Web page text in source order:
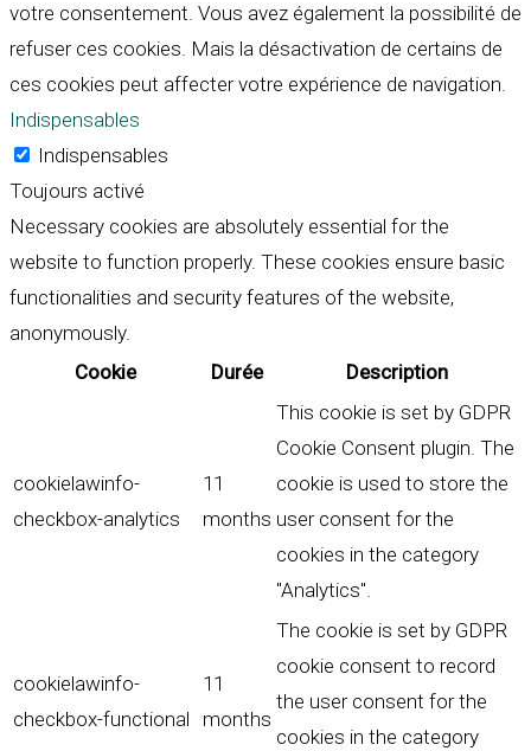
votre consentement. Vous avez également la possibilité de
refuser ces cookies. Mais la désactivation de certains de
ces cookies peut affecter votre expérience de navigation.
Indispensables
Indispensables
Toujours activé
Necessary cookies are absolutely essential for the
website to function properly. These cookies ensure basic
functionalities and security features of the website,
anonymously.
Cookie
Durée Description
cookielawinfo-
checkbox-analytics
11
months
This cookie is set by GDPR
Cookie Consent plugin. The
cookie is used to store the
user consent for the
cookies in the category
"Analytics".
cookielawinfo-
checkbox-functional
11
months
The cookie is set by GDPR
cookie consent to record
the user consent for the
cookies in the category